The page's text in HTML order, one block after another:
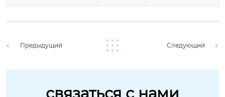
Предыдущий Следующий